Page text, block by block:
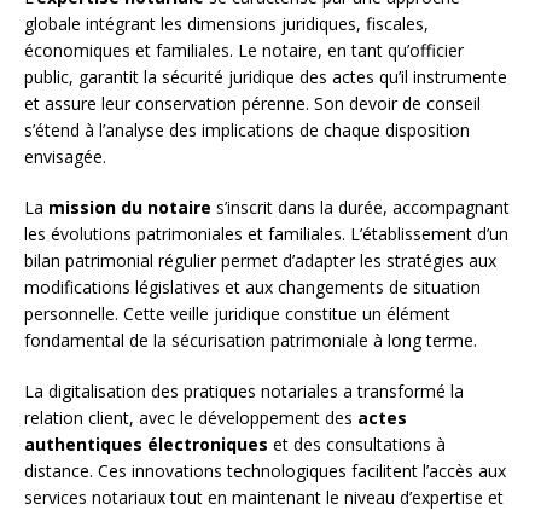
globale intégrant les dimensions juridiques, fiscales,
économiques et familiales. Le notaire, en tant qu’officier
public, garantit la sécurité juridique des actes qu’il instrumente
et assure leur conservation pérenne. Son devoir de conseil
s’étend à l’analyse des implications de chaque disposition
envisagée.
La mission du notaire s’inscrit dans la durée, accompagnant
les évolutions patrimoniales et familiales. L’établissement d’un
bilan patrimonial régulier permet d’adapter les stratégies aux
modifications législatives et aux changements de situation
personnelle. Cette veille juridique constitue un élément
fondamental de la sécurisation patrimoniale à long terme.
La digitalisation des pratiques notariales a transformé la
relation client, avec le développement des actes
authentiques électroniques et des consultations à
distance. Ces innovations technologiques facilitent l’accès aux
services notariaux tout en maintenant le niveau d’expertise et